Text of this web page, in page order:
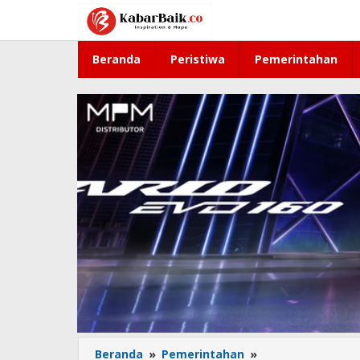
konten
Beranda Peristiwa Pemerintahan
Beranda » Pemerintahan »